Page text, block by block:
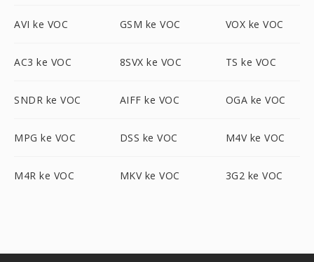
AVI ke VOC GSM ke VOC VOX ke VOC
AC3 ke VOC 8SVX ke VOC TS ke VOC
SNDR ke VOC AIFF ke VOC OGA ke VOC
MPG ke VOC DSS ke VOC M4V ke VOC
M4R ke VOC MKV ke VOC 3G2 ke VOC